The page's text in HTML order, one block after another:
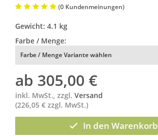
(0 Kundenmeinungen)
Gewicht: 4.1 kg
Farbe / Menge:
Farbe / Menge Variante wählen
ab 305,00 €
inkl. MwSt., zzgl. Versand
(226,05 € zzgl. MwSt.)
In den Warenkorb